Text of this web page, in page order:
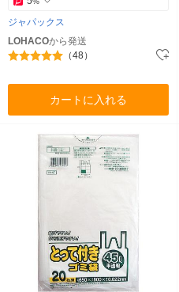
ジャパックス
LOHACOから発送
（48）
カートに入れる